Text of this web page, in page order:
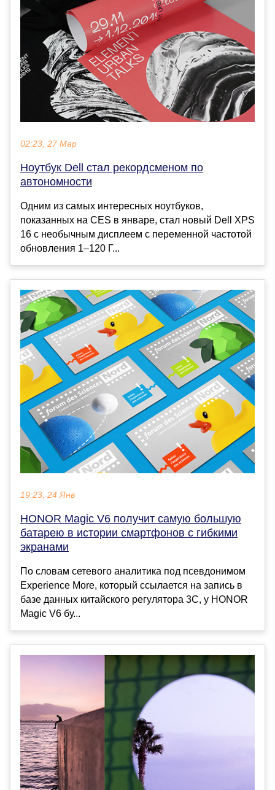
02:23, 27 Мар
Ноутбук Dell стал рекордсменом по
автономности
Одним из самых интересных ноутбуков,
показанных на CES в январе, стал новый Dell XPS
16 с необычным дисплеем с переменной частотой
обновления 1–120 Г...
19:23, 24 Янв
HONOR Magic V6 получит самую большую
батарею в истории смартфонов с гибкими
экранами
По словам сетевого аналитика под псевдонимом
Experience More, который ссылается на запись в
базе данных китайского регулятора 3C, у HONOR
Magic V6 бу...